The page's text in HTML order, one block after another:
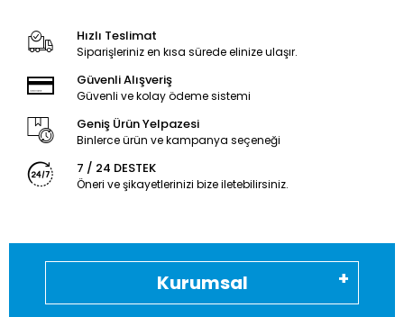
Hızlı Teslimat
Siparişleriniz en kısa sürede elinize ulaşır.
Güvenli Alışveriş
Güvenli ve kolay ödeme sistemi
Geniş Ürün Yelpazesi
Binlerce ürün ve kampanya seçeneği
7 / 24 DESTEK
Öneri ve şikayetlerinizi bize iletebilirsiniz.
Kurumsal